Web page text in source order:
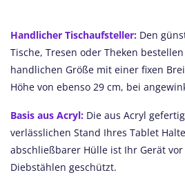
Handlicher Tischaufsteller: Den
Tische, Tresen oder Theken
handlichen Größe mit einer fixen
Höhe von ebenso 29 cm, bei
Basis aus Acryl: Die aus Acryl
verlässlichen Stand Ihres Tablet
abschließbarer Hülle ist Ihr Gerät
Diebstählen geschützt.